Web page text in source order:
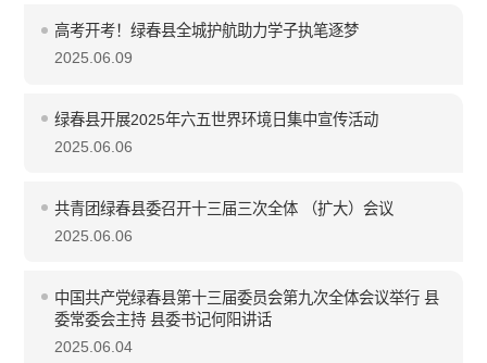
高考开考！绿春县全城护航助力学子执笔逐梦
2025.06.09
绿春县开展2025年六五世界环境日集中宣传活动
2025.06.06
共青团绿春县委召开十三届三次全体 （扩大）会议
2025.06.06
中国共产党绿春县第十三届委员会第九次全体会议举行 县
委常委会主持 县委书记何阳讲话
2025.06.04